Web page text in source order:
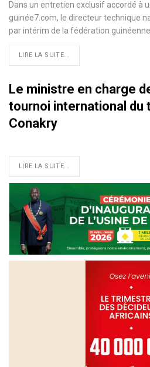
Dans un entretien exclusif accordé à
guinée7.com, le directeur technique
par intérim de la fédération guinéenne
LIRE LA SUITE...
Le ministre en charge
tournoi international du
Conakry
LIRE LA SUITE...